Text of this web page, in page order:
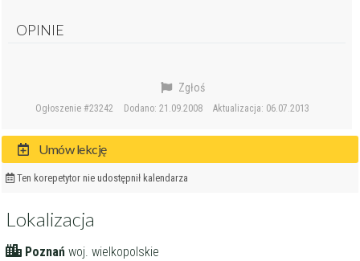
OPINIE
Ogłoszenie #23242 Dodano: 21.09.2008 Aktualizacja: 06.07.2013
Zgłoś
Umów lekcję
Ten korepetytor nie udostępnił kalendarza
Lokalizacja
Poznań woj. wielkopolskie